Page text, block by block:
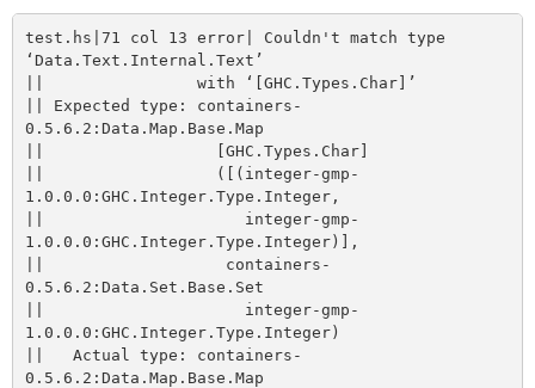
test.hs|71 col 13 error| Couldn't match type
‘Data.Text.Internal.Text’
||                with ‘[GHC.Types.Char]’
|| Expected type: containers-
0.5.6.2:Data.Map.Base.Map
||                  [GHC.Types.Char]
||                  ([(integer-gmp-
1.0.0.0:GHC.Integer.Type.Integer,
||                     integer-gmp-
1.0.0.0:GHC.Integer.Type.Integer)],
||                   containers-
0.5.6.2:Data.Set.Base.Set
||                     integer-gmp-
1.0.0.0:GHC.Integer.Type.Integer)
||   Actual type: containers-
0.5.6.2:Data.Map.Base.Map